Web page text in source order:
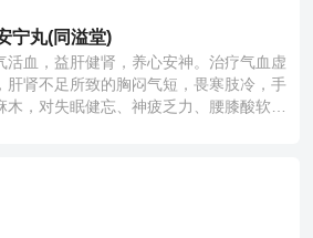
宁丸(同溢堂)
活血，益肝健肾，养心安神。治疗气血虚
肝肾不足所致的胸闷气短，畏寒肢冷，手
木，对失眠健忘、神疲乏力、腰膝酸软也